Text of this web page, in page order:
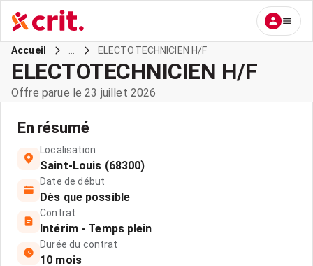
Accueil ELECTOTECHNICIEN H/F
ELECTOTECHNICIEN H/F
Offre parue le 23 juillet 2026
En résumé
Localisation
Saint-Louis (68300)
Date de début
Dès que possible
Contrat
Intérim - Temps plein
Durée du contrat
10 mois